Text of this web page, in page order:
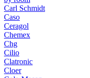
Carl Schmidt
Caso
Ceragol
Chemex
Chg
Cilio
Clatronic
Cloer